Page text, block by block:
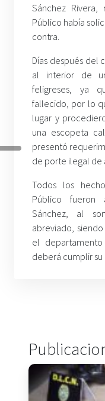
Sánchez
Público había
contra.
Días después del
al interior de
feligreses, ya
fallecido, por lo
lugar y
una escopeta
presentó
de porte ilegal de
Todos los
Público fueron
Sánchez, al
abreviado,
el
deberá cumplir su